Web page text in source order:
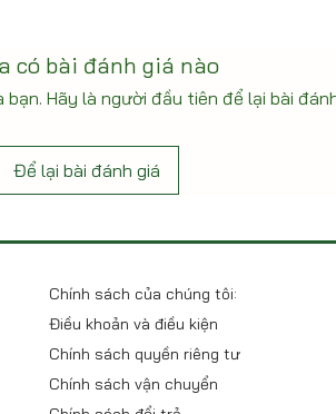
có bài đánh giá nào
Hãy là người đầu tiên để lại bài
Để lại bài đánh giá
Điều khoản và điều kiện
Chính sách quyền riêng tư
Chính sách vận chuyển
Chính sách của chúng tôi: